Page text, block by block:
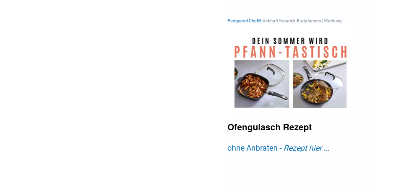
Pampered Chef®Antihaft Keramik-Bratpfannen | Werbung
Ofengulasch Rezept
ohne Anbraten - Rezept hier ...